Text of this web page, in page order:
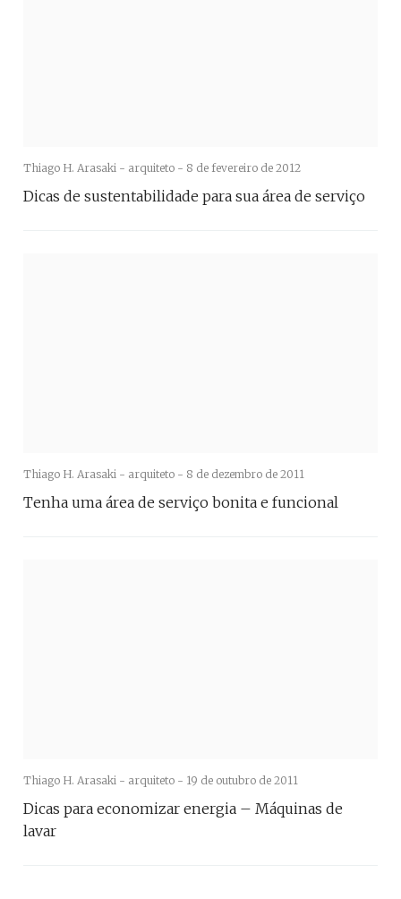
Thiago H. Arasaki - arquiteto - 8 de fevereiro de 2012
Dicas de sustentabilidade para sua área de serviço
Thiago H. Arasaki - arquiteto - 8 de dezembro de 2011
Tenha uma área de serviço bonita e funcional
Thiago H. Arasaki - arquiteto - 19 de outubro de 2011
Dicas para economizar energia – Máquinas de
lavar